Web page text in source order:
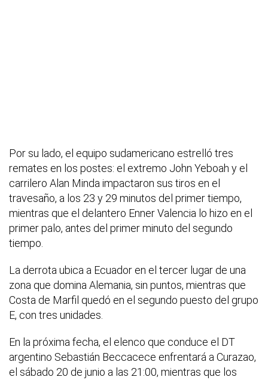
Por su lado, el equipo sudamericano estrelló tres
remates en los postes: el extremo John Yeboah y el
carrilero Alan Minda impactaron sus tiros en el
travesaño, a los 23 y 29 minutos del primer tiempo,
mientras que el delantero Enner Valencia lo hizo en el
primer palo, antes del primer minuto del segundo
tiempo.
La derrota ubica a Ecuador en el tercer lugar de una
zona que domina Alemania, sin puntos, mientras que
Costa de Marfil quedó en el segundo puesto del grupo
E, con tres unidades.
En la próxima fecha, el elenco que conduce el DT
argentino Sebastián Beccacece enfrentará a Curazao,
el sábado 20 de junio a las 21:00, mientras que los